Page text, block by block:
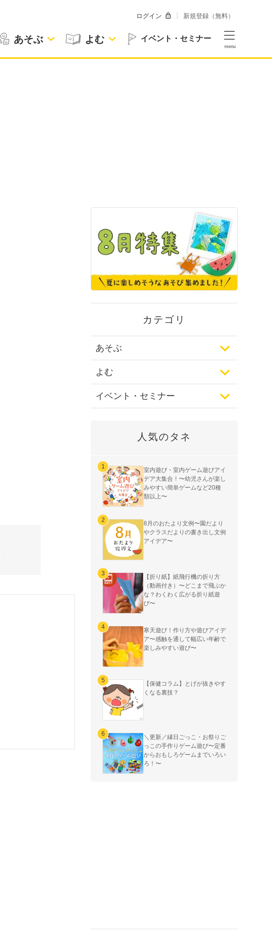
あそぶ よむ イベント・セミナー
ログイン 新規登録（無料）
カテゴリ
あそぶ
よむ
イベント・セミナー
人気のタネ
室内遊び・室内ゲーム遊びアイ
デア大集合！〜幼児さんが楽し
みやすい簡単ゲームなど20種
類以上〜
8月のおたより文例〜園だより
やクラスだよりの書き出し文例
アイデア〜
【折り紙】紙飛行機の折り方
（動画付き）〜どこまで飛ぶか
な？わくわく広がる折り紙遊
び〜
寒天遊び！作り方や遊びアイデ
ア〜感触を通して幅広い年齢で
楽しみやすい遊び〜
【保健コラム】とげが抜きやす
くなる裏技？
＼更新／縁日ごっこ・お祭りご
っこの手作りゲーム遊び〜定番
からおもしろゲームまでいろい
ろ！〜